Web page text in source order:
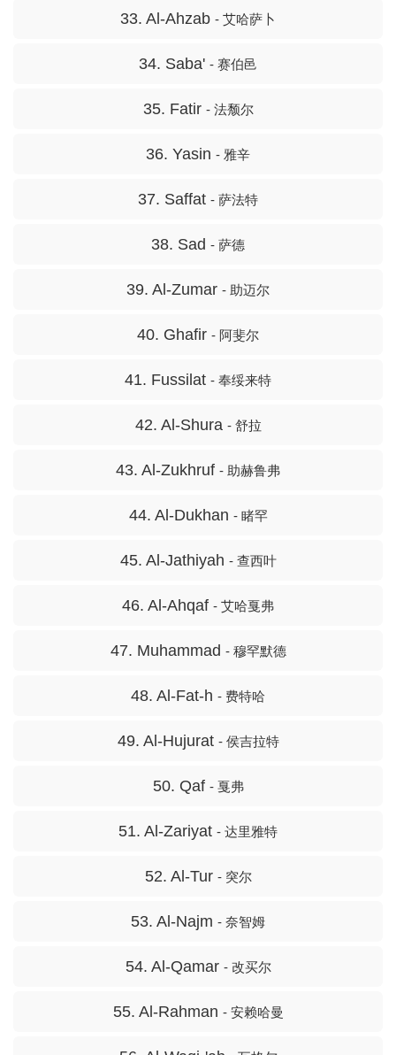
33. Al-Ahzab - 艾哈萨卜
34. Saba' - 赛伯邑
35. Fatir - 法颓尔
36. Yasin - 雅辛
37. Saffat - 萨法特
38. Sad - 萨德
39. Al-Zumar - 助迈尔
40. Ghafir - 阿斐尔
41. Fussilat - 奉绥来特
42. Al-Shura - 舒拉
43. Al-Zukhruf - 助赫鲁弗
44. Al-Dukhan - 睹罕
45. Al-Jathiyah - 查西叶
46. Al-Ahqaf - 艾哈戛弗
47. Muhammad - 穆罕默德
48. Al-Fat-h - 费特哈
49. Al-Hujurat - 侯吉拉特
50. Qaf - 戛弗
51. Al-Zariyat - 达里雅特
52. Al-Tur - 突尔
53. Al-Najm - 奈智姆
54. Al-Qamar - 改买尔
55. Al-Rahman - 安赖哈曼